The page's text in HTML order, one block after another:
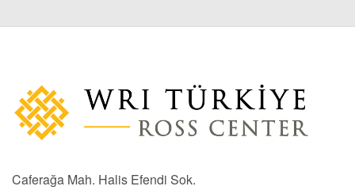
Caferağa Mah. Halis Efendi Sok.